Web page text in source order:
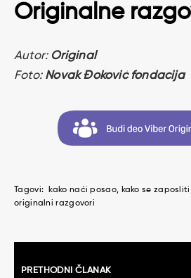
Originalne
Autor: Original
Foto: Novak Đoković fondacija
Tagovi: kako naći posao kako se zaposliti
originalni razgovori
PRETHODNI ČLANAK